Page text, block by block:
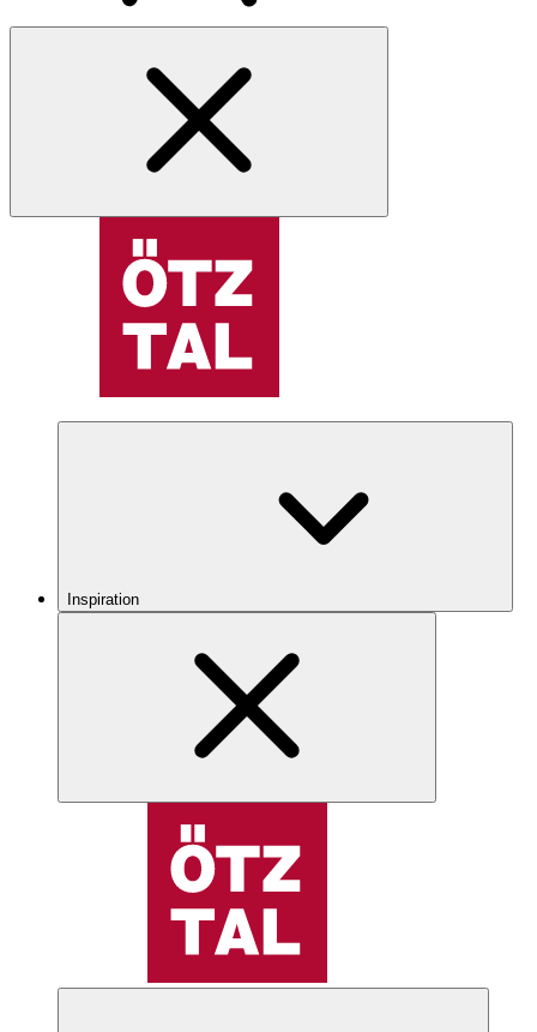
Inspiration